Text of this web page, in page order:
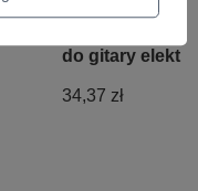
do gitary
34,37 zł